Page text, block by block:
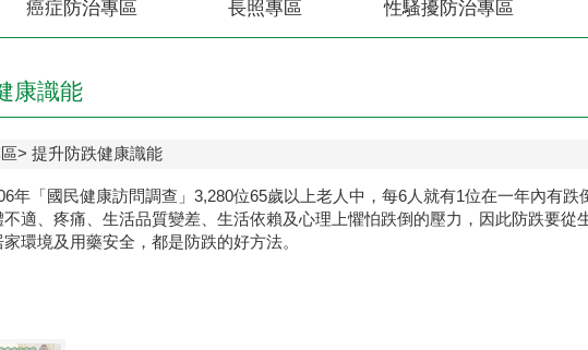
癌症防治專區 長照專區 性騷擾防治專區
康識能
提升防跌健康識能
年「國民健康訪問調查」3,280位65歲以上老人中，每6人就有1位在一年內有跌
適、疼痛、生活品質變差、生活依賴及心理上懼怕跌倒的壓力，因此防跌要從
環境及用藥安全，都是防跌的好方法。